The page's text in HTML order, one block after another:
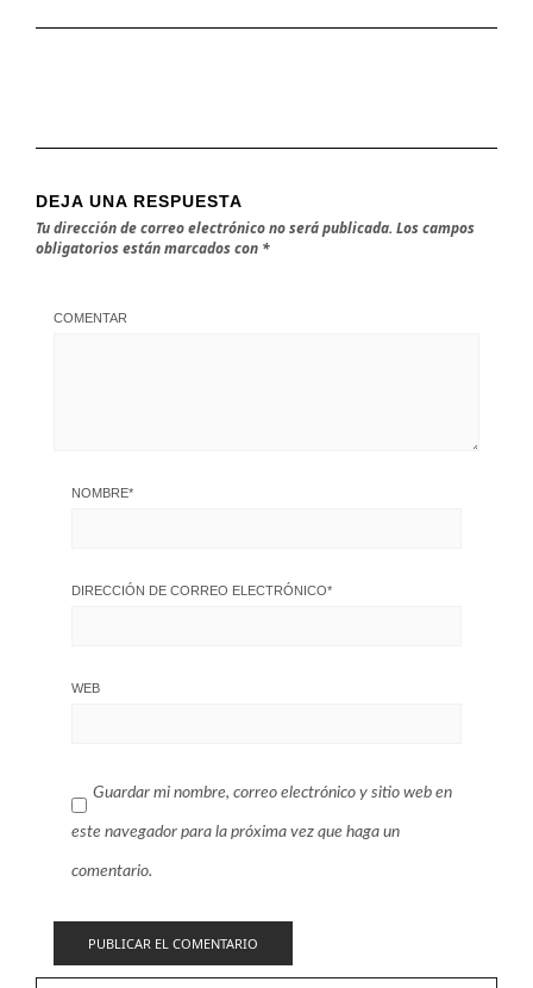
DEJA UNA RESPUESTA
Tu dirección de correo electrónico no será publicada. Los campos
obligatorios están marcados con *
COMENTAR
NOMBRE*
DIRECCIÓN DE CORREO ELECTRÓNICO*
WEB
Guardar mi nombre, correo electrónico y sitio web en
este navegador para la próxima vez que haga un
comentario.